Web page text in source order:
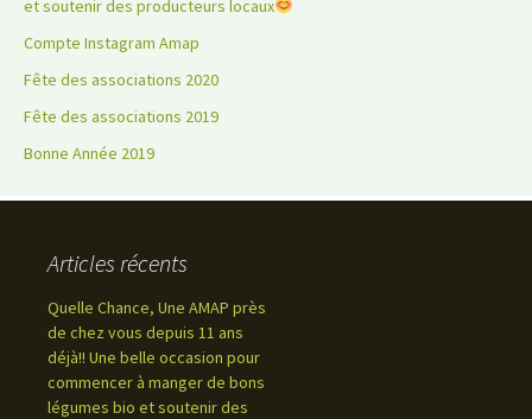
et soutenir des producteurs locaux
Compte Instagram Amap
Fête des associations 2020
Fête des associations 2019
Bonne Année 2019
Articles récents
Quelle Chance, Une AMAP près
de chez vous depuis 11 ans
déjà!! Une belle occasion pour
commencer à manger de bons
légumes bio et soutenir des